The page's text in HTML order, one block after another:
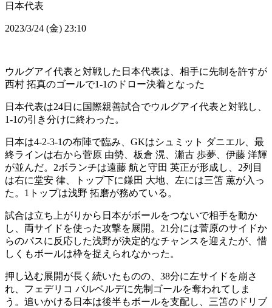
日本代表
2023/3/24 (金) 23:10
ウルグアイ代表と対戦した日本代表は、相手に先制を許すが
西村 拓真のゴールで1-1のドロー決着となった
日本代表は24日に国際親善試合でウルグアイ代表と対戦し、
1-1の引き分けに終わった。
日本は4-2-3-1の布陣で臨み、GKはシュミット ダニエル、最
終ラインは右から菅原 由勢、板倉 滉、瀬古 歩夢、伊藤 洋輝
が並んだ。2ボランチは遠藤 航と守田 英正が形成し、2列目
は右に堂安 律、トップ下に鎌田 大地、左には三笘 薫が入っ
た。1トップは浅野 拓磨が務めている。
試合は立ち上がりから日本がボールをつないで相手を動か
し、両サイドを使った攻撃を展開。21分には菅原のサイドか
らのパスに反応した浅野が決定的なチャンスを迎えたが、惜
しくもボールは枠を捉えられなかった。
押し込む展開が長く続いたものの、38分に左サイドを崩さ
れ、フェデリコ バルベルデに先制ゴールを奪われてしま
う。追いかける日本は後半もボールを支配し、三笘のドリブ